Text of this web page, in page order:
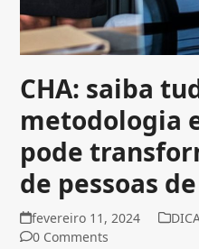
CHA: saiba
metodologia
pode
de pessoas
fevereiro 11, 2024
0 Comments